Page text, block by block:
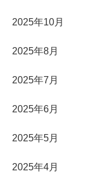
2025年10月
2025年8月
2025年7月
2025年6月
2025年5月
2025年4月